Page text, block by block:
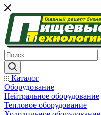
Каталог
Оборудование
Нейтральное оборудование
Тепловое оборудование